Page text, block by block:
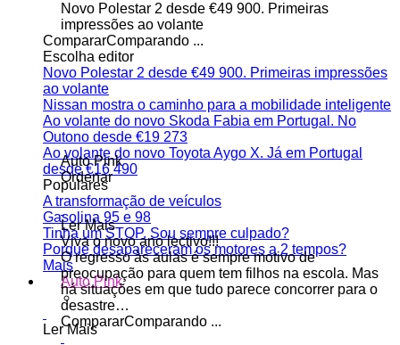
Novo Polestar 2 desde €49 900. Primeiras
impressões ao volante
CompararComparando ...
Escolha editor
Novo Polestar 2 desde €49 900. Primeiras impressões
ao volante
Nissan mostra o caminho para a mobilidade inteligente
Ao volante do novo Skoda Fabia em Portugal. No
Outono desde €19 273
Ao volante do novo Toyota Aygo X. Já em Portugal
desde €16 490
Populares
A transformação de veículos
Gasolina 95 e 98
Tinha um STOP. Sou sempre culpado?
Porque desapareceram os motores a 2 tempos?
Mais
Auto Pink
Ler Mais
Auto Pink
Ordenar
Ler Mais
Viva o novo ano lectivo!!!
O regresso às aulas é sempre motivo de
preocupação para quem tem filhos na escola. Mas
há situações em que tudo parece concorrer para o
desastre…
CompararComparando ...